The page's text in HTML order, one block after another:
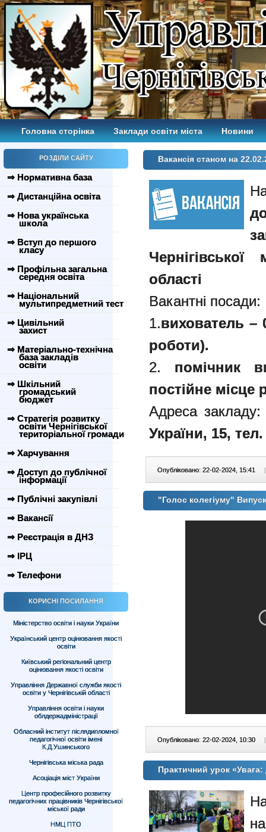
Головна сторінка Заклади освіти міста Новини
РОЗДІЛИ САЙТУ
⇒ Нормативна база
⇒ Дистанційна освіта
⇒ Нова українська
школа
⇒ Вступ до першого
класу
⇒ Профільна загальна
середня освіта
⇒ Національний
мультипредметний тест
⇒ Цивільний
захист
⇒ Матеріально-технічна
база закладів
освіти
⇒ Шкільний
громадський
бюджет
⇒ Стратегія розвитку
освіти Чернігівської
територіальної громади
⇒ Харчування
⇒ Доступ до публічної
інформації
⇒ Публічні закупівлі
⇒ Вакансії
⇒ Реєстрація в ДНЗ
⇒ ІРЦ
⇒ Телефони
КОРИСНІ ПОСИЛАННЯ
Міністерство освіти і науки України
Український центр оцінювання якості
освіти
Київський регіональний центр
оцінювання якості освіти
Управління Державної служби якості
освіти у Чернігівській області
Управління освіти і науки
облдержадміністрації
Обласний інститут післядипломної
педагогічної освіти імені
К.Д.Ушинського
Чернігівська міська рада
Асоціація міст України
Центр професійного розвитку
педагогічних працівників Чернігівської
міської ради
НМЦ ПТО
Вакансія станом на
Чернігівської
області
Вакантні посади:
1.вихователь –
роботи).
2. помічник
постійне місце
Адреса закладу:
України, 15,
Опубліковано: 22-02-2024, 15:41 |
"Голос колегіуму"
Опубліковано: 22-02-2024, 10:30 |
Практичний урок